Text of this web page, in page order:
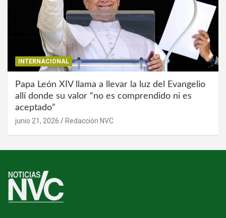
INTERNACIONAL
Papa León XIV llama a llevar la luz del Evangelio
allí donde su valor “no es comprendido ni es
aceptado”
junio 21, 2026 Redacción NVC